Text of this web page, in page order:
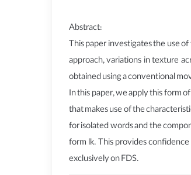
Abstract:
This paper investigates the use
approach, variations in texture
obtained using a conventional
In this paper, we apply this form
that makes use of the
for isolated words and the
form lk. This provides
exclusively on FDS.